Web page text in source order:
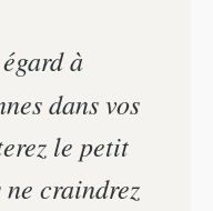
à
dans vos
le petit
craindrez